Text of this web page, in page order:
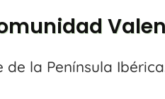
la Península